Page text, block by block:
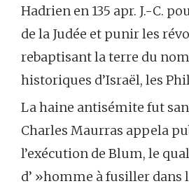
Hadrien en 135 apr. J.-C.
de la Judée et punir les
rebaptisant la terre du
historiques d’Israël, les
La haine antisémite fut
Charles Maurras appela
l’exécution de Blum, le
d’ »homme à fusiller dans